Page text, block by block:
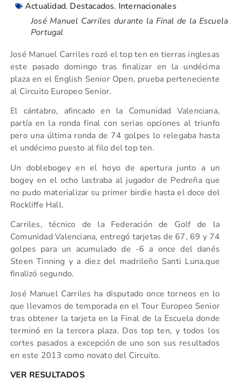
Actualidad, Destacados, Internacionales
José Manuel Carriles durante la Final de la
Portugal
José Manuel Carriles rozó el top ten en tierras inglesas
este pasado domingo tras finalizar en la undécima
plaza en el English Senior Open, prueba perteneciente
al Circuito Europeo Senior.
El cántabro, afincado en la Comunidad Valenciana,
partía en la ronda final con serias opciones al triunfo
pero una última ronda de 74 golpes lo relegaba hasta
el undécimo puesto al filo del top ten.
Un doblebogey en el hoyo de apertura junto a un
bogey en el ocho lastraba al jugador de Pedreña que
no pudo materializar su primer birdie hasta el doce del
Rockliffe Hall.
Carriles, técnico de la Federación de Golf de la
Comunidad Valenciana, entregó tarjetas de 67, 69 y 74
golpes para un acumulado de -6 a once del danés
Steen Tinning y a diez del madrileño Santi Luna.que
finalizó segundo.
José Manuel Carriles ha disputado once torneos en lo
que llevamos de temporada en el Tour Europeo Senior
tras obtener la tarjeta en la Final de la Escuela donde
terminó en la tercera plaza. Dos top ten, y todos los
cortes pasados a excepción de uno son sus resultados
en este 2013 como novato del Circuito.
VER RESULTADOS